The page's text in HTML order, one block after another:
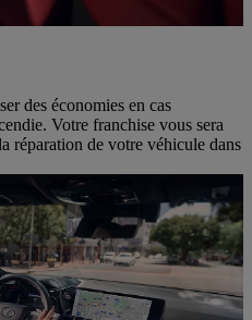
des économies en cas
Votre franchise vous sera
réparation de votre véhicule dans